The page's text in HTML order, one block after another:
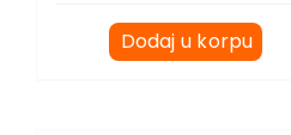
Dodaj u korpu